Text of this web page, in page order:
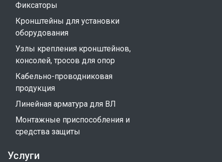
Фиксаторы
Кронштейны для установки
оборудования
Узлы крепления кронштейнов,
консолей, тросов для опор
Кабельно-проводниковая
продукция
Линейная арматура для ВЛ
Монтажные приспособления и
средства защиты
Услуги